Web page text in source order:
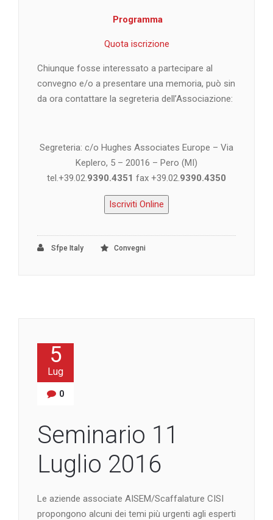
Programma
Quota iscrizione
Chiunque fosse interessato a partecipare al
convegno e/o a presentare una memoria, può sin
da ora contattare la segreteria dell’Associazione:
Segreteria: c/o Hughes Associates Europe – Via
Keplero, 5 – 20016 – Pero (MI)
tel.+39.02.9390.4351 fax +39.02.9390.4350
Iscriviti Online
Sfpe Italy Convegni
5
Lug
0
Seminario 11
Luglio 2016
Le aziende associate AISEM/Scaffalature CISI
propongono alcuni dei temi più urgenti agli esperti